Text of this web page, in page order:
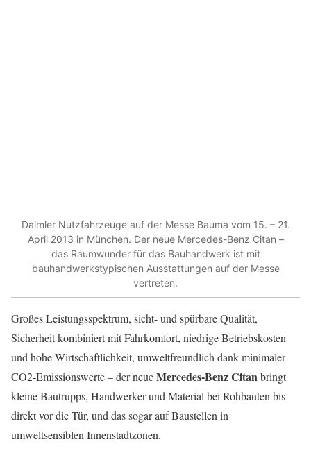
Daimler Nutzfahrzeuge auf der Messe Bauma vom 15. – 21.
April 2013 in München. Der neue Mercedes-Benz Citan –
das Raumwunder für das Bauhandwerk ist mit
bauhandwerkstypischen Ausstattungen auf der Messe
vertreten.
Großes Leistungsspektrum, sicht- und spürbare Qualität,
Sicherheit kombiniert mit Fahrkomfort, niedrige Betriebskosten
und hohe Wirtschaftlichkeit, umweltfreundlich dank minimaler
CO2-Emissionswerte – der neueMercedes-Benz Citanbringt
kleine Bautrupps, Handwerker und Material bei Rohbauten bis
direkt vor die Tür, und das sogar auf Baustellen in
umweltsensiblen Innenstadtzonen.